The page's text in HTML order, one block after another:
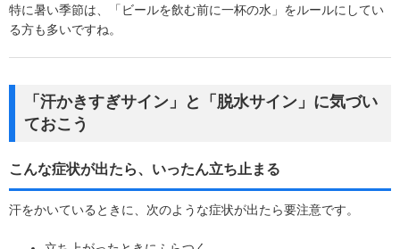
特に暑い季節は、「ビールを飲む前に一杯の水」をルールにしてい
る方も多いですね。
「汗かきすぎサイン」と「脱水サイン」に気づい
ておこう
こんな症状が出たら、いったん立ち止まる
汗をかいているときに、次のような症状が出たら要注意です。